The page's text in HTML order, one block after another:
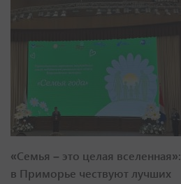
«Семья – это целая вселенная»:
в Приморье чествуют лучших